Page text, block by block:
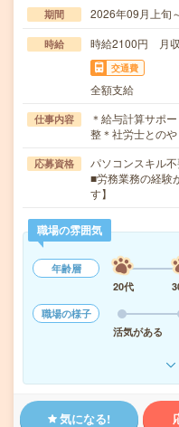
期間 2026年09月上旬
時給 時給2100円 月
交通費
全額支給
仕事内容
＊給与計算サポ
整＊社労士との
応募資格
パソコンスキル
■労務業務の経験
す】
職場の雰囲気
年齢層
20代
職場の様子
活気がある
気になる!